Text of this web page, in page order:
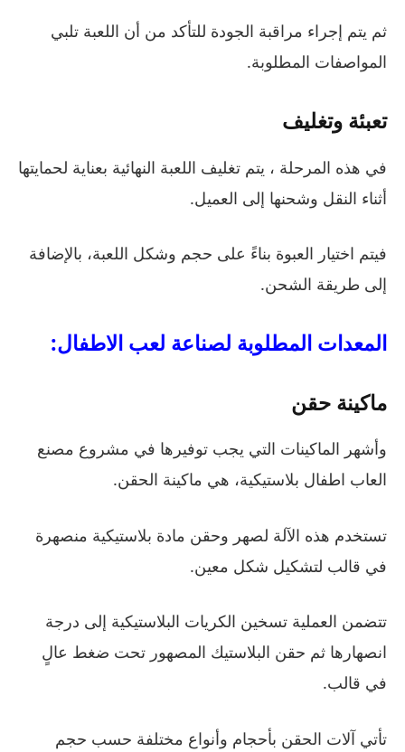
ثم يتم إجراء مراقبة الجودة للتأكد من أن اللعبة تلبي
المواصفات المطلوبة.
تعبئة وتغليف
في هذه المرحلة ، يتم تغليف اللعبة النهائية بعناية لحمايتها
أثناء النقل وشحنها إلى العميل.
فيتم اختيار العبوة بناءً على حجم وشكل اللعبة، بالإضافة
إلى طريقة الشحن.
المعدات المطلوبة لصناعة لعب الاطفال:
ماكينة حقن
وأشهر الماكينات التي يجب توفيرها في مشروع مصنع
العاب اطفال بلاستيكية، هي ماكينة الحقن.
تستخدم هذه الآلة لصهر وحقن مادة بلاستيكية منصهرة
في قالب لتشكيل شكل معين.
تتضمن العملية تسخين الكريات البلاستيكية إلى درجة
انصهارها ثم حقن البلاستيك المصهور تحت ضغط عالٍ
في قالب.
تأتي آلات الحقن بأحجام وأنواع مختلفة حسب حجم